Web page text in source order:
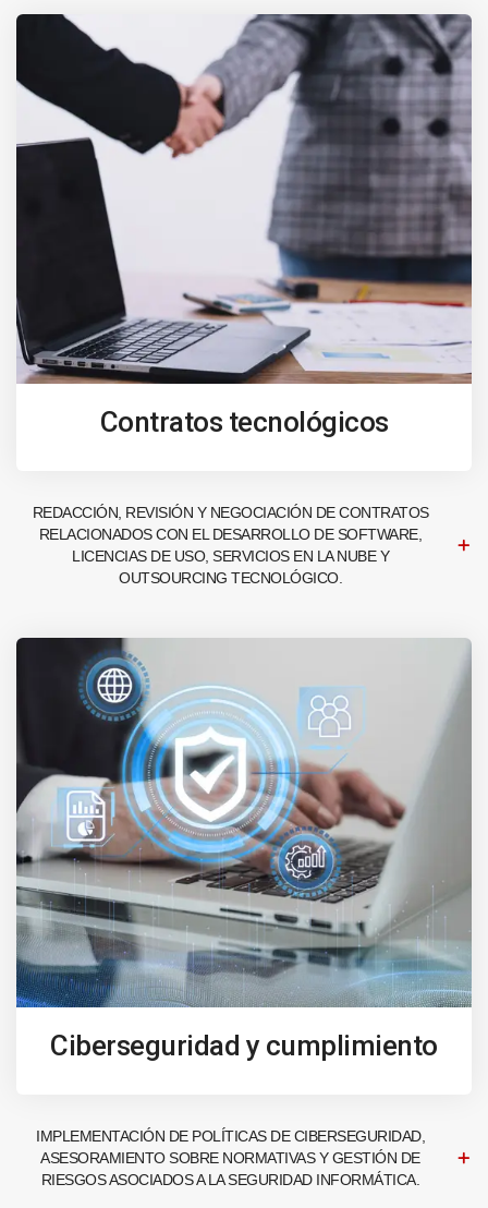
Contratos tecnológicos
REDACCIÓN, REVISIÓN Y NEGOCIACIÓN DE CONTRATOS
RELACIONADOS CON EL DESARROLLO DE SOFTWARE,
LICENCIAS DE USO, SERVICIOS EN LA NUBE Y
OUTSOURCING TECNOLÓGICO.
Ciberseguridad y cumplimiento
IMPLEMENTACIÓN DE POLÍTICAS DE CIBERSEGURIDAD,
ASESORAMIENTO SOBRE NORMATIVAS Y GESTIÓN DE
RIESGOS ASOCIADOS A LA SEGURIDAD INFORMÁTICA.